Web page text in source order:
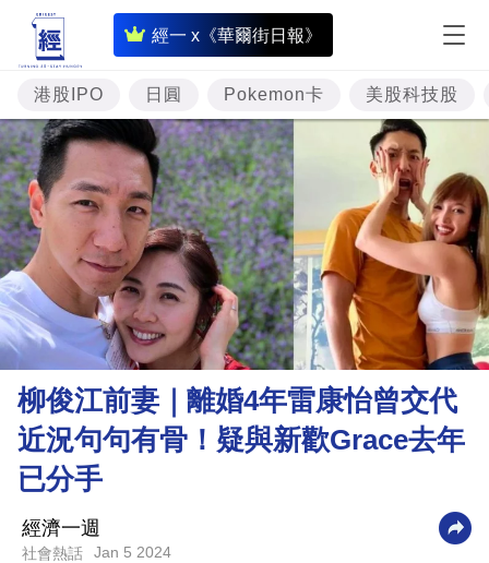
經一 x《華爾街日報》
即
時
財
經
專
題
投
資
樓
市
理
財
商
技
港股IPO 日圓 Pokemon卡 美股科技股
柳俊江前妻｜離婚4年雷康怡曾交代
近況句句有骨！疑與新歡Grace去年
已分手
經濟一週
社會熱話 Jan 5 2024